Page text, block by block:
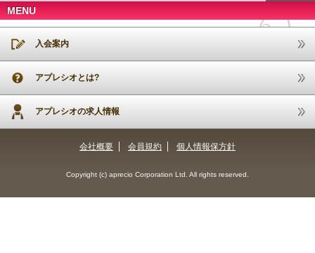
MENU
入会案内
アプレシオとは?
アプレシオの求人情報
会社概要 会員規約 個人情報保方針
Copyright (c) aprecio Corporation Ltd. All rights reserved.